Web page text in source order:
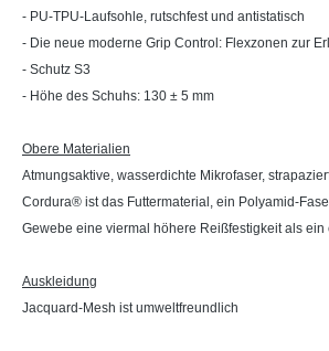
- PU-TPU-Laufsohle, rutschfest und antistatisch
- Die neue moderne Grip Control: Flexzonen zur
- Schutz S3
- Höhe des Schuhs: 130 ± 5 mm
Obere Materialien
Atmungsaktive, wasserdichte Mikrofaser,
Cordura® ist das Futtermaterial, ein Polyamid-
Gewebe eine viermal höhere Reißfestigkeit als
Auskleidung
Jacquard-Mesh ist umweltfreundlich